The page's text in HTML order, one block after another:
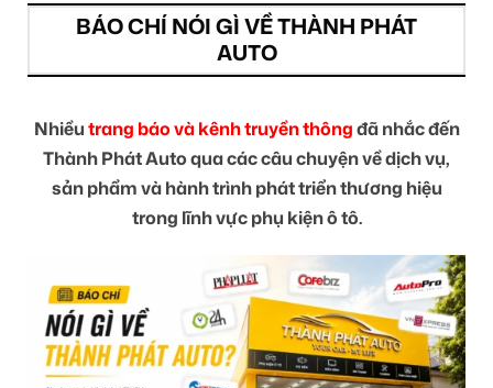
BÁO CHÍ NÓI GÌ VỀ THÀNH PHÁT
AUTO
Nhiềutrang báo và kênh truyền thôngđã nhắc đến
Thành Phát Auto qua các câu chuyện về dịch vụ,
sản phẩm và hành trình phát triển thương hiệu
trong lĩnh vực phụ kiện ô tô.